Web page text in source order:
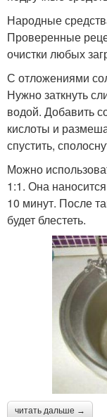
Народные
Проверенные
очистки любых
С отложениями
Нужно заткнуть
водой. Добавить
кислоты и
спустить,
Можно
1:1. Она
10 минут. После
будет блестеть.
читать дальше →